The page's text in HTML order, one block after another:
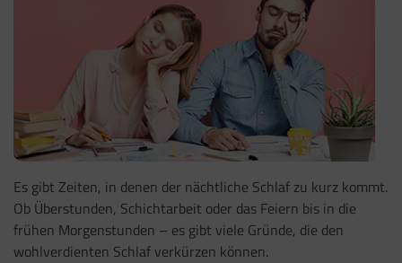
Es gibt Zeiten, in denen der nächtliche Schlaf zu kurz kommt.
Ob Überstunden, Schichtarbeit oder das Feiern bis in die
frühen Morgenstunden – es gibt viele Gründe, die den
wohlverdienten Schlaf verkürzen können.